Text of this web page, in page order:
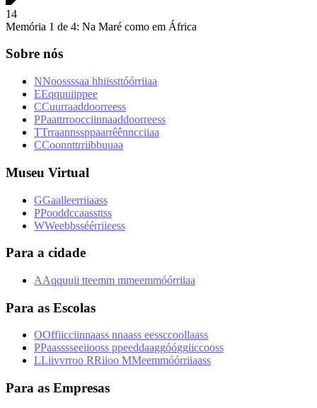
14
Memória 1 de 4: Na Maré como em África
Sobre nós
NNoossssaa hhiissttóórriiaa
EEqquuiippee
CCuurraaddoorreess
PPaattrroocciinnaaddoorreess
TTrraannssppaarrêênncciiaa
CCoonnttrriibbuuaa
Museu Virtual
GGaalleerriiaass
PPooddccaassttss
WWeebbsséérriieess
Para a cidade
AAqquuii tteemm mmeemmóórriiaa
Para as Escolas
OOffiicciinnaass nnaass eessccoollaass
PPaasssseeiiooss ppeeddaaggóóggiiccooss
LLiivvrroo RRiioo MMeemmóórriiaass
Para as Empresas